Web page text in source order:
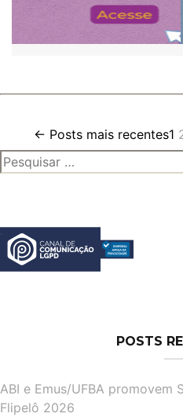
Paginação
de
← Posts mais recentes1
PESQUISAR
POR:
POSTS
ABI e Emus/UFBA promovem
Flipelô 2026